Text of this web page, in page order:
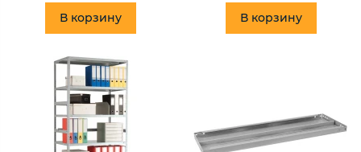
В корзину В корзину